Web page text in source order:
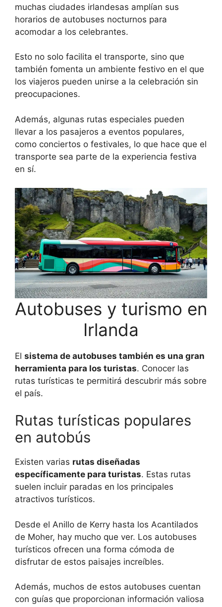
muchas ciudades irlandesas amplían sus
horarios de autobuses nocturnos para
acomodar a los celebrantes.
Esto no solo facilita el transporte, sino que
también fomenta un ambiente festivo en el que
los viajeros pueden unirse a la celebración sin
preocupaciones.
Además, algunas rutas especiales pueden
llevar a los pasajeros a eventos populares,
como conciertos o festivales, lo que hace que el
transporte sea parte de la experiencia festiva
en sí.
Autobuses y turismo en
Irlanda
El sistema de autobuses también es una gran
herramienta para los turistas. Conocer las
rutas turísticas te permitirá descubrir más sobre
el país.
Rutas turísticas populares
en autobús
Existen varias rutas diseñadas
específicamente para turistas. Estas rutas
suelen incluir paradas en los principales
atractivos turísticos.
Desde el Anillo de Kerry hasta los Acantilados
de Moher, hay mucho que ver. Los autobuses
turísticos ofrecen una forma cómoda de
disfrutar de estos paisajes increíbles.
Además, muchos de estos autobuses cuentan
con guías que proporcionan información valiosa